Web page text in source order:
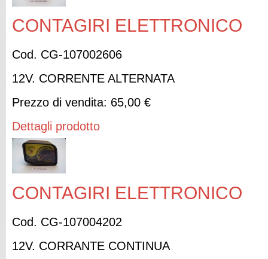
CONTAGIRI ELETTRONICO
Cod. CG-107002606
12V. CORRENTE ALTERNATA
Prezzo di vendita: 65,00 €
Dettagli prodotto
CONTAGIRI ELETTRONICO
Cod. CG-107004202
12V. CORRANTE CONTINUA